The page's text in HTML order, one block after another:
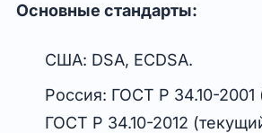
Основные стандарты:
США: DSA, ECDSA.
Россия: ГОСТ Р 34.10-2001
ГОСТ Р 34.10-2012